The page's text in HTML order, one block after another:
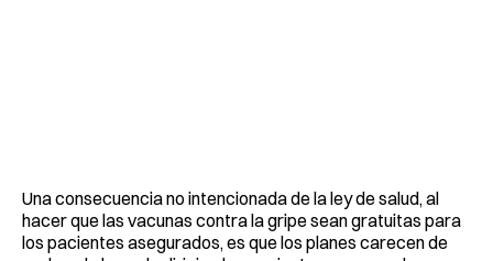
Una consecuencia no intencionada de la ley de salud, al
hacer que las vacunas contra la gripe sean gratuitas para
los pacientes asegurados, es que los planes carecen de